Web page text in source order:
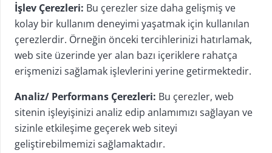
İşlev Çerezleri: Bu çerezler size daha gelişmiş ve
kolay bir kullanım deneyimi yaşatmak için kullanılan
çerezlerdir. Örneğin önceki tercihlerinizi hatırlamak,
web site üzerinde yer alan bazı içeriklere rahatça
erişmenizi sağlamak işlevlerini yerine getirmektedir.
Analiz/ Performans Çerezleri: Bu çerezler, web
sitenin işleyişinizi analiz edip anlamımızı sağlayan ve
sizinle etkileşime geçerek web siteyi
geliştirebilmemizi sağlamaktadır.